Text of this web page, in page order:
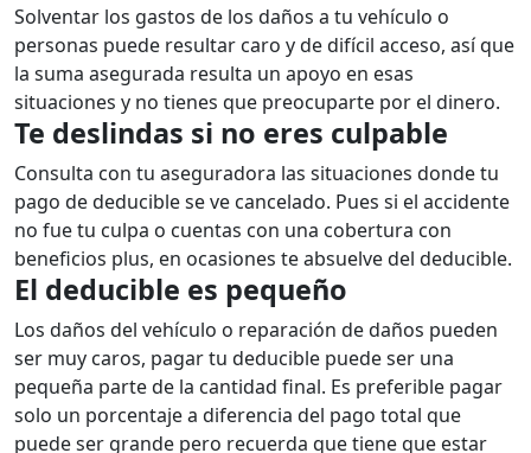
Solventar los gastos de los daños a tu vehículo o
personas puede resultar caro y de difícil acceso, así que
la suma asegurada resulta un apoyo en esas
situaciones y no tienes que preocuparte por el dinero.
Te deslindas si no eres culpable
Consulta con tu aseguradora las situaciones donde tu
pago de deducible se ve cancelado. Pues si el accidente
no fue tu culpa o cuentas con una cobertura con
beneficios plus, en ocasiones te absuelve del deducible.
El deducible es pequeño
Los daños del vehículo o reparación de daños pueden
ser muy caros, pagar tu deducible puede ser una
pequeña parte de la cantidad final. Es preferible pagar
solo un porcentaje a diferencia del pago total que
puede ser grande pero recuerda que tiene que estar